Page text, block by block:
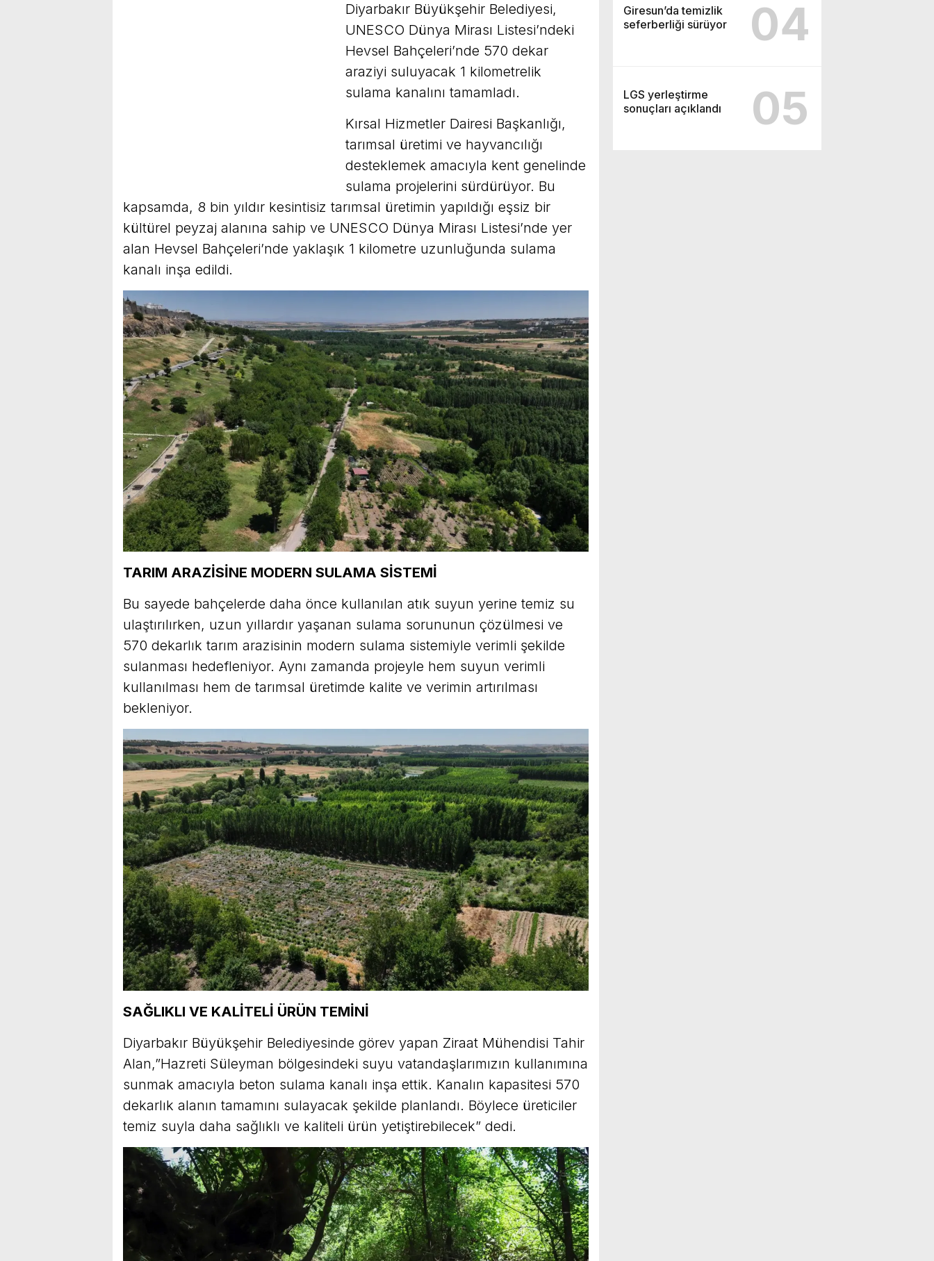
Giresun’da temizlik
seferberliği sürüyor
04
LGS yerleştirme
sonuçları açıklandı
05
Diyarbakır Büyükşehir Belediyesi,
UNESCO Dünya Mirası Listesi’ndeki
Hevsel Bahçeleri’nde 570 dekar
araziyi suluyacak 1 kilometrelik
sulama kanalını tamamladı.
Kırsal Hizmetler Dairesi Başkanlığı,
tarımsal üretimi ve hayvancılığı
desteklemek amacıyla kent genelinde
sulama projelerini sürdürüyor. Bu
kapsamda, 8 bin yıldır kesintisiz tarımsal üretimin yapıldığı eşsiz bir
kültürel peyzaj alanına sahip ve UNESCO Dünya Mirası Listesi’nde yer
alan Hevsel Bahçeleri’nde yaklaşık 1 kilometre uzunluğunda sulama
kanalı inşa edildi.
TARIM ARAZİSİNE MODERN SULAMA SİSTEMİ
Bu sayede bahçelerde daha önce kullanılan atık suyun yerine temiz su
ulaştırılırken, uzun yıllardır yaşanan sulama sorununun çözülmesi ve
570 dekarlık tarım arazisinin modern sulama sistemiyle verimli şekilde
sulanması hedefleniyor. Aynı zamanda projeyle hem suyun verimli
kullanılması hem de tarımsal üretimde kalite ve verimin artırılması
bekleniyor.
SAĞLIKLI VE KALİTELİ ÜRÜN TEMİNİ
Diyarbakır Büyükşehir Belediyesinde görev yapan Ziraat Mühendisi Tahir
Alan,”Hazreti Süleyman bölgesindeki suyu vatandaşlarımızın kullanımına
sunmak amacıyla beton sulama kanalı inşa ettik. Kanalın kapasitesi 570
dekarlık alanın tamamını sulayacak şekilde planlandı. Böylece üreticiler
temiz suyla daha sağlıklı ve kaliteli ürün yetiştirebilecek” dedi.